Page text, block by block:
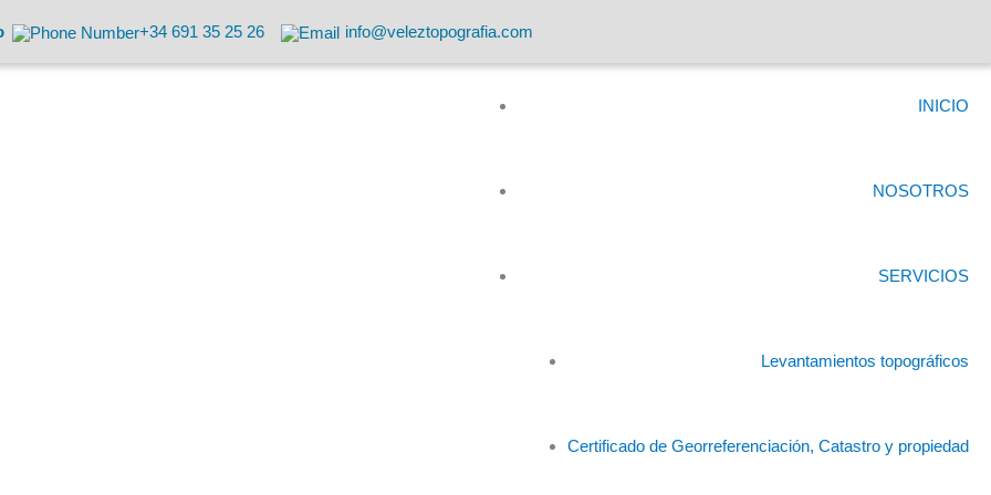
+34 691 35 25 26 info@veleztopografia.com
INICIO
NOSOTROS
SERVICIOS
Levantamientos topográficos
Certificado de Georreferenciación, Catastro y propiedad